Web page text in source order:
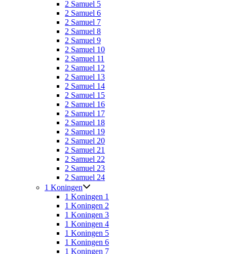
2 Samuel 5
2 Samuel 6
2 Samuel 7
2 Samuel 8
2 Samuel 9
2 Samuel 10
2 Samuel 11
2 Samuel 12
2 Samuel 13
2 Samuel 14
2 Samuel 15
2 Samuel 16
2 Samuel 17
2 Samuel 18
2 Samuel 19
2 Samuel 20
2 Samuel 21
2 Samuel 22
2 Samuel 23
2 Samuel 24
1 Koningen
1 Koningen 1
1 Koningen 2
1 Koningen 3
1 Koningen 4
1 Koningen 5
1 Koningen 6
1 Koningen 7